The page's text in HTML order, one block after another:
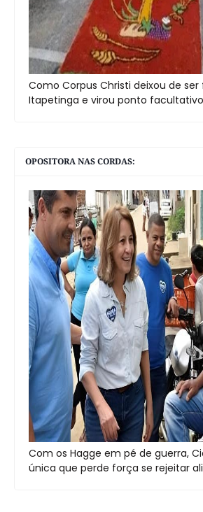
Como Corpus Christi deixou de
Itapetinga e virou ponto facultativo
OPOSITORA NAS CORDAS:
Com os Hagge em pé de guerra,
única que perde força se rejeitar